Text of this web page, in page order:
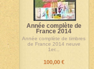
Année complète de
France 2014
Année complète de timbres
de France 2014 neuve
1er...
100,00 €